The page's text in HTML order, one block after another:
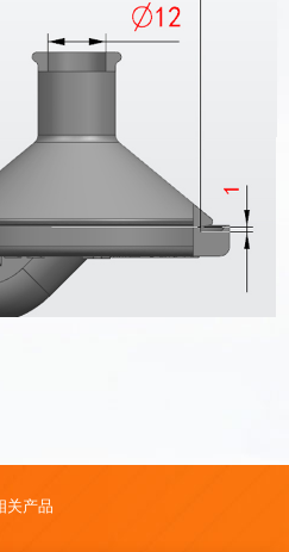
关产品